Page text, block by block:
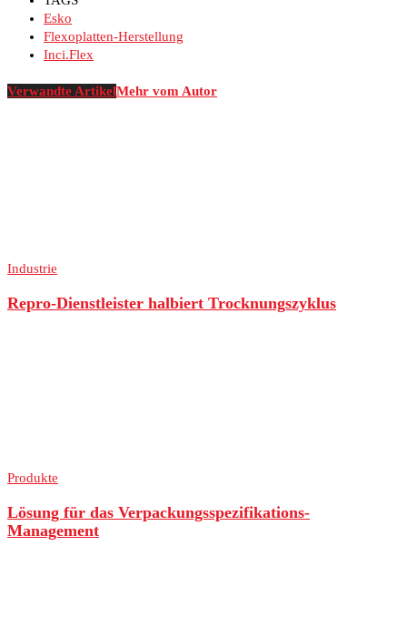
Esko
Flexoplatten-Herstellung
Inci.Flex
Verwandte ArtikelMehr vom Autor
Industrie
Repro-Dienstleister halbiert Trocknungszyklus
Produkte
Lösung für das Verpackungsspezifikations-
Management